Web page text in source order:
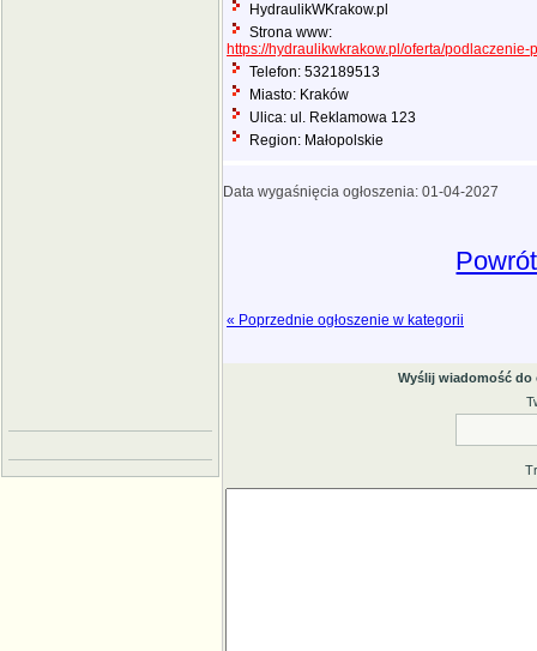
HydraulikWKrakow.pl
Strona www:
https://hydraulikwkrakow.pl/oferta/podlaczenie-
Telefon: 532189513
Miasto: Kraków
Ulica: ul. Reklamowa 123
Region: Małopolskie
Data wygaśnięcia ogłoszenia: 01-04-2027
« Poprzednie ogłoszenie w kategorii
Wyślij wiadomość